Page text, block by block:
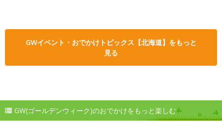
GWイベント・おでかけトピックス【北海道】をもっと
見る
GW(ゴールデンウィーク)のおでかけをもっと楽しむ